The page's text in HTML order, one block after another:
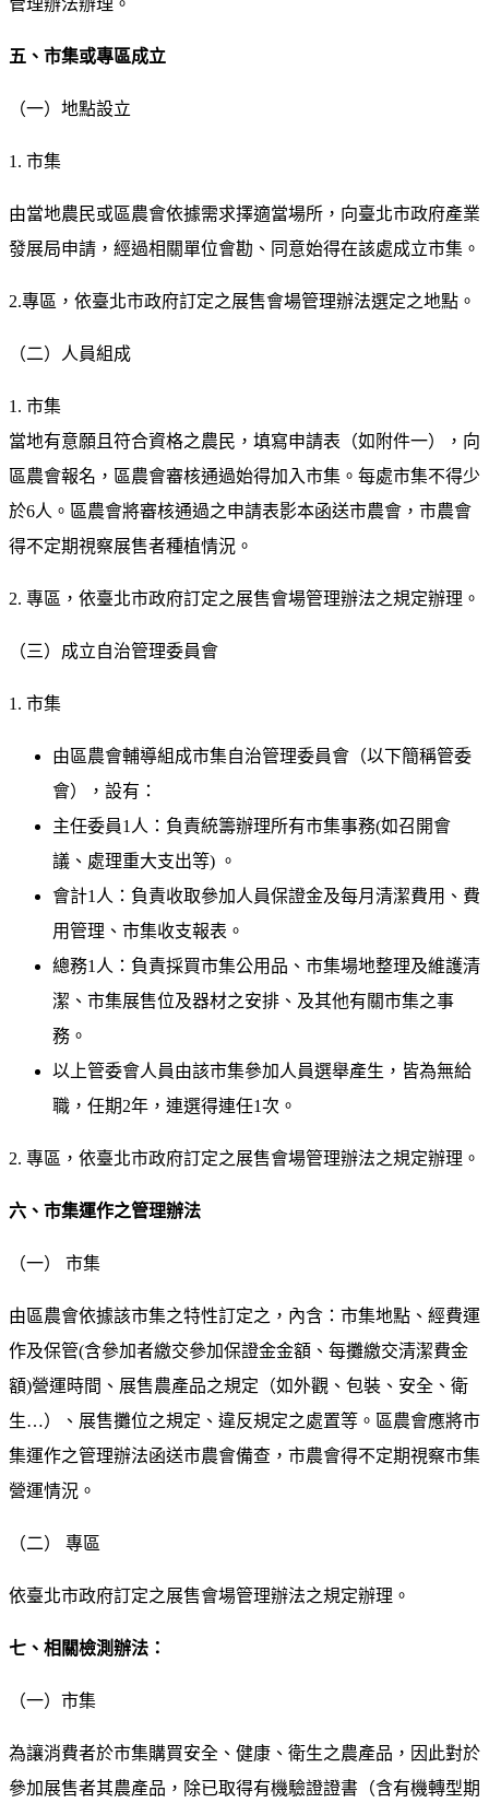
管理辦法辦理。
五、市集或專區成立
（一）地點設立
1. 市集
由當地農民或區農會依據需求擇適當場所，向臺北市政府產業
發展局申請，經過相關單位會勘、同意始得在該處成立市集。
2.專區，依臺北市政府訂定之展售會場管理辦法選定之地點。
（二）人員組成
1. 市集
當地有意願且符合資格之農民，填寫申請表（如附件一），向
區農會報名，區農會審核通過始得加入市集。每處市集不得少
於6人。區農會將審核通過之申請表影本函送市農會，市農會
得不定期視察展售者種植情況。
2. 專區，依臺北市政府訂定之展售會場管理辦法之規定辦理。
（三）成立自治管理委員會
1. 市集
由區農會輔導組成市集自治管理委員會（以下簡稱管委
會），設有：
主任委員1人：負責統籌辦理所有市集事務(如召開會
議、處理重大支出等) 。
會計1人：負責收取參加人員保證金及每月清潔費用、費
用管理、市集收支報表。
總務1人：負責採買市集公用品、市集場地整理及維護清
潔、市集展售位及器材之安排、及其他有關市集之事
務。
以上管委會人員由該市集參加人員選舉產生，皆為無給
職，任期2年，連選得連任1次。
2. 專區，依臺北市政府訂定之展售會場管理辦法之規定辦理。
六、市集運作之管理辦法
（一） 市集
由區農會依據該市集之特性訂定之，內含：市集地點、經費運
作及保管(含參加者繳交參加保證金金額、每攤繳交清潔費金
額)營運時間、展售農產品之規定（如外觀、包裝、安全、衛
生…）、展售攤位之規定、違反規定之處置等。區農會應將市
集運作之管理辦法函送市農會備查，市農會得不定期視察市集
營運情況。
（二） 專區
依臺北市政府訂定之展售會場管理辦法之規定辦理。
七、相關檢測辦法：
（一）市集
為讓消費者於市集購買安全、健康、衛生之農產品，因此對於
參加展售者其農產品，除已取得有機驗證證書（含有機轉型期